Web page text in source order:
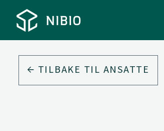
TILBAKE TIL ANSATTE